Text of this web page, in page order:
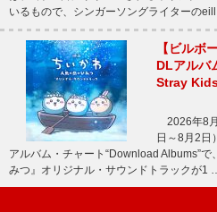
いるもので、シンガーソングライターの
【ビルボ
DLアルバ
Stray
2026年8
日～8月2日
アルバム・チャート“Download Albums”
みつ』オリジナル・サウンドトラックが1